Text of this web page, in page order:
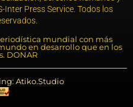
Press Service. Todos los
mundial con más
en desarrollo que en los
DONAR
Atiko.Studio